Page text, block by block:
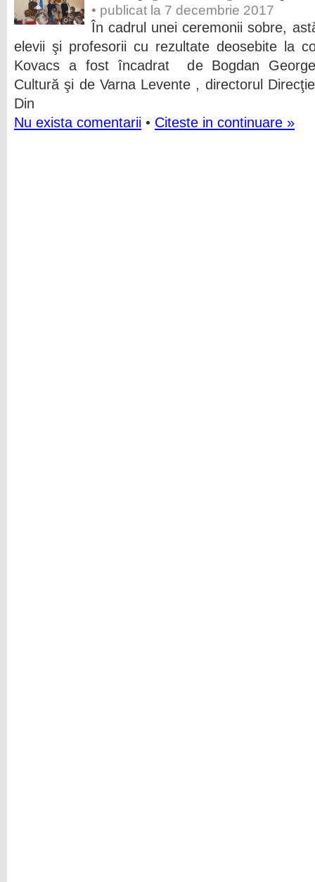
• publicat la 7 decembrie 2017
În cadrul unei ceremonii sobre,
elevii şi profesorii cu rezultate deosebite la
Kovacs a fost încadrat de Bogdan
Cultură şi de Varna Levente , directorul
Din
Nu exista comentarii • Citeste in continuare »